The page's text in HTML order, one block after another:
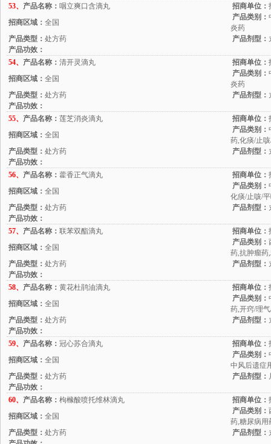
53、 产品名称： 咽立爽口含滴丸 招商单位：
招商区域： 全国
产品类别：
炎药
产品类型： 处方药 产品剂型：
产品功效：
54、 产品名称： 清开灵滴丸 招商单位：
招商区域： 全国
产品类别：
炎药
产品类型： 处方药 产品剂型：
产品功效：
55、 产品名称： 莲芝消炎滴丸 招商单位：
招商区域： 全国
产品类别：
药,化痰/止
产品类型： 处方药 产品剂型：
产品功效：
56、 产品名称： 藿香正气滴丸 招商单位：
招商区域： 全国
产品类别：
化痰/止咳/
产品类型： 处方药 产品剂型：
产品功效：
57、 产品名称： 联苯双酯滴丸 招商单位：
招商区域： 全国
产品类别：
药,抗肿瘤药
产品类型： 处方药 产品剂型：
产品功效：
58、 产品名称： 黄花杜鹃油滴丸 招商单位：
招商区域： 全国
产品类别：
药,开窍/理
产品类型： 处方药 产品剂型：
产品功效：
59、 产品名称： 冠心苏合滴丸 招商单位：
招商区域： 全国
产品类别：
中风后遗症
产品类型： 处方药 产品剂型：
产品功效：
60、 产品名称： 枸橼酸喷托维林滴丸 招商单位：
招商区域： 全国
产品类别：
药,糖尿病用
产品类型： 处方药 产品剂型：